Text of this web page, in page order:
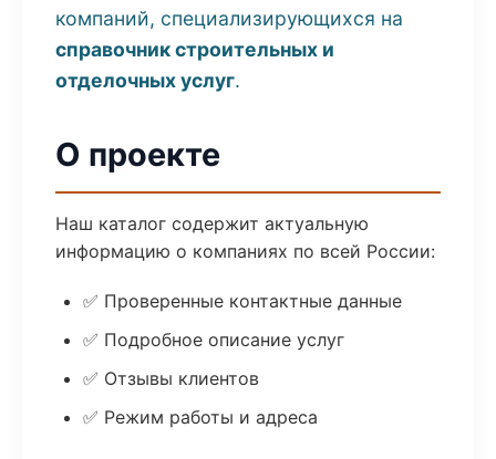
компаний, специализирующихся на
справочник строительных и
отделочных услуг.
О проекте
Наш каталог содержит актуальную
информацию о компаниях по всей России:
✅ Проверенные контактные данные
✅ Подробное описание услуг
✅ Отзывы клиентов
✅ Режим работы и адреса